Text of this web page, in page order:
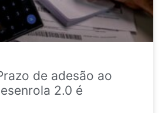
de adesão ao
2.0 é